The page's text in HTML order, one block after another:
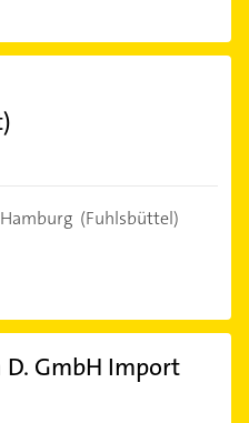
(Fuhlsbüttel)
GmbH Import